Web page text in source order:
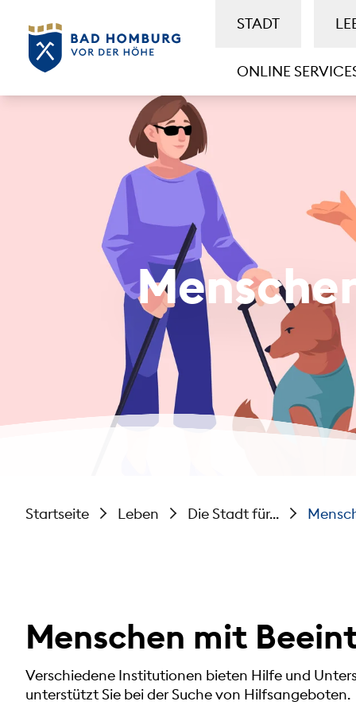
STADT
ONLINE
Startseite Leben Die Stadt für...
Menschen mit
Verschiedene Institutionen bieten Hilfe und
unterstützt Sie bei der Suche von Hilfsangeboten.